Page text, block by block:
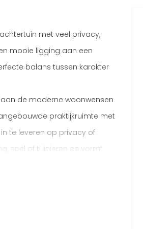
met veel privacy,
mooie ligging aan een
balans tussen karakter
de moderne woonwensen
praktijkruimte met
te leveren op privacy of
spel of tuinieren en vormt